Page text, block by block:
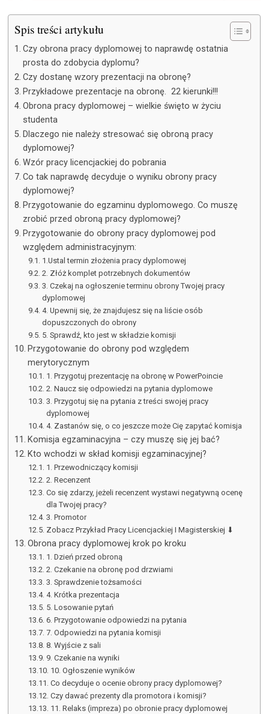
Spis treści artykułu
Czy obrona pracy dyplomowej to naprawdę ostatnia
prosta do zdobycia dyplomu?
Czy dostanę wzory prezentacji na obronę?
Przykładowe prezentacje na obronę. 22 kierunki!!!
Obrona pracy dyplomowej – wielkie święto w życiu
studenta
Dlaczego nie należy stresować się obroną pracy
dyplomowej?
Wzór pracy licencjackiej do pobrania
Co tak naprawdę decyduje o wyniku obrony pracy
dyplomowej?
Przygotowanie do egzaminu dyplomowego. Co muszę
zrobić przed obroną pracy dyplomowej?
Przygotowanie do obrony pracy dyplomowej pod
względem administracyjnym:
1.Ustal termin złożenia pracy dyplomowej
2. Złóż komplet potrzebnych dokumentów
3. Czekaj na ogłoszenie terminu obrony Twojej pracy
dyplomowej
4. Upewnij się, że znajdujesz się na liście osób
dopuszczonych do obrony
5. Sprawdź, kto jest w składzie komisji
Przygotowanie do obrony pod względem
merytorycznym
1. Przygotuj prezentację na obronę w PowerPoincie
2. Naucz się odpowiedzi na pytania dyplomowe
3. Przygotuj się na pytania z treści swojej pracy
dyplomowej
4. Zastanów się, o co jeszcze może Cię zapytać komisja
Komisja egzaminacyjna – czy muszę się jej bać?
Kto wchodzi w skład komisji egzaminacyjnej?
1. Przewodniczący komisji
2. Recenzent
Co się zdarzy, jeżeli recenzent wystawi negatywną ocenę
dla Twojej pracy?
3. Promotor
Zobacz Przykład Pracy Licencjackiej I Magisterskiej ⬇
Obrona pracy dyplomowej krok po kroku
1. Dzień przed obroną
2. Czekanie na obronę pod drzwiami
3. Sprawdzenie tożsamości
4. Krótka prezentacja
5. Losowanie pytań
6. Przygotowanie odpowiedzi na pytania
7. Odpowiedzi na pytania komisji
8. Wyjście z sali
9. Czekanie na wyniki
10. Ogłoszenie wyników
Co decyduje o ocenie obrony pracy dyplomowej?
Czy dawać prezenty dla promotora i komisji?
11. Relaks (impreza) po obronie pracy dyplomowej